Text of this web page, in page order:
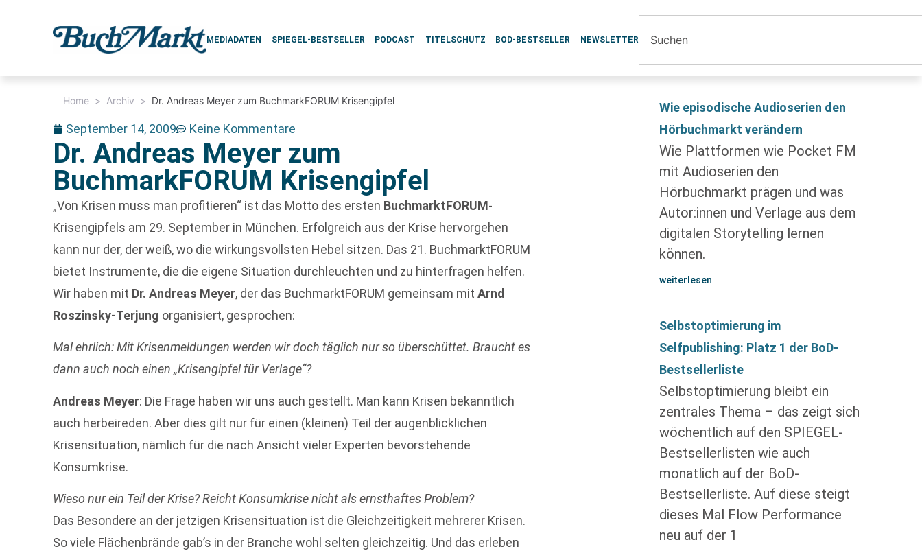
MEDIADATEN SPIEGEL-BESTSELLER PODCAST TITELSCHUTZ BOD-BESTSELLER NEWSLETTER
Home > Archiv > Dr. Andreas Meyer zum BuchmarkFORUM Krisengipfel
September 14, 2009 Keine Kommentare
Dr. Andreas Meyer zum
BuchmarkFORUM Krisengipfel
„Von Krisen muss man profitieren“ ist das Motto des ersten BuchmarktFORUM-
Krisengipfels am 29. September in München. Erfolgreich aus der Krise hervorgehen
kann nur der, der weiß, wo die wirkungsvollsten Hebel sitzen. Das 21. BuchmarktFORUM
bietet Instrumente, die die eigene Situation durchleuchten und zu hinterfragen helfen.
Wir haben mit Dr. Andreas Meyer, der das BuchmarktFORUM gemeinsam mitArnd
Roszinsky-Terjung organisiert, gesprochen:
Mal ehrlich: Mit Krisenmeldungen werden wir doch täglich nur so überschüttet. Braucht es
dann auch noch einen „Krisengipfel für Verlage“?
Andreas Meyer: Die Frage haben wir uns auch gestellt. Man kann Krisen bekanntlich
auch herbeireden. Aber dies gilt nur für einen (kleinen) Teil der augenblicklichen
Krisensituation, nämlich für die nach Ansicht vieler Experten bevorstehende
Konsumkrise.
Wieso nur ein Teil der Krise? Reicht Konsumkrise nicht als ernsthaftes Problem?
Das Besondere an der jetzigen Krisensituation ist die Gleichzeitigkeit mehrerer Krisen.
So viele Flächenbrände gab’s in der Branche wohl selten gleichzeitig. Und das erleben
Wie episodische Audioserien den
Hörbuchmarkt verändern
Wie Plattformen wie Pocket FM
mit Audioserien den
Hörbuchmarkt prägen und was
Autor:innen und Verlage aus dem
digitalen Storytelling lernen
können.
weiterlesen
Selbstoptimierung im
Selfpublishing: Platz 1 der BoD-
Bestsellerliste
Selbstoptimierung bleibt ein
zentrales Thema – das zeigt sich
wöchentlich auf den SPIEGEL-
Bestsellerlisten wie auch
monatlich auf der BoD-
Bestsellerliste. Auf diese steigt
dieses Mal Flow Performance
neu auf der 1